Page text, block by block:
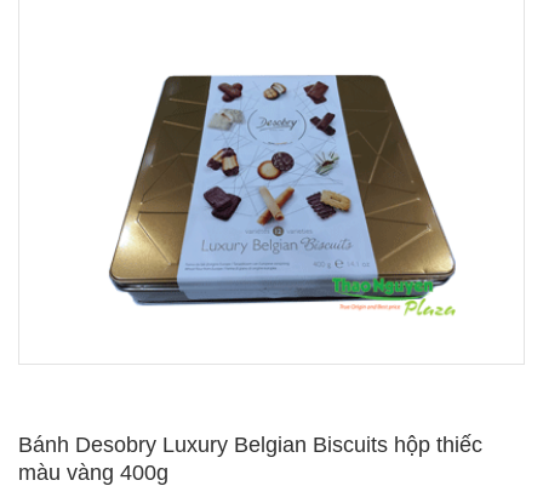
Bánh Desobry Luxury Belgian Biscuits hộp thiếc
màu vàng 400g